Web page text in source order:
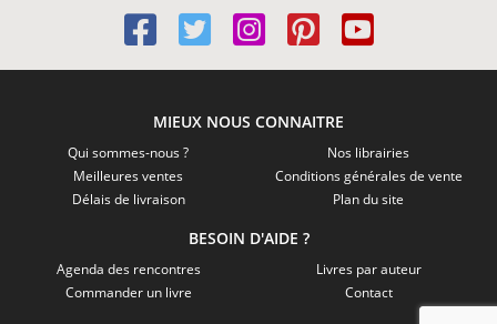
MIEUX NOUS CONNAITRE
Qui sommes-nous ?
Meilleures ventes
Délais de livraison
Nos librairies
Conditions générales de vente
Plan du site
BESOIN D'AIDE ?
Agenda des rencontres
Commander un livre
Livres par auteur
Contact